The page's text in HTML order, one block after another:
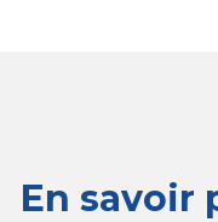
En savoir